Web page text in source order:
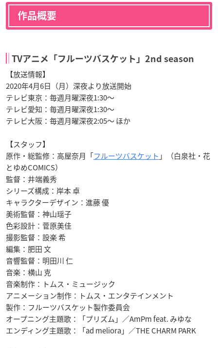
作品概要
TVアニメ「フルーツバスケット」2nd season
【放送情報】
2020年4月6日（月）深夜より放送開始
テレビ東京：毎週月曜深夜1:30～
テレビ愛知：毎週月曜深夜1:30～
テレビ大阪：毎週月曜深夜2:05～ ほか
【スタッフ】
原作・総監修：高屋奈月「フルーツバスケット 」（白泉社・花
とゆめCOMICS）
監督：井端義秀
シリーズ構成：岸本 卓
キャラクターデザイン：進藤 優
美術監督：神山瑶子
色彩設計：菅原美佳
撮影監督：設楽 希
編集：肥田 文
音響監督：明田川 仁
音楽：横山 克
音楽制作：トムス・ミュージック
アニメーション制作：トムス・エンタテインメント
製作：フルーツバスケット製作委員会
オープニング主題歌：「プリズム」／AmPm feat. みゆな
エンディング主題歌：「ad meliora」／THE CHARM PARK